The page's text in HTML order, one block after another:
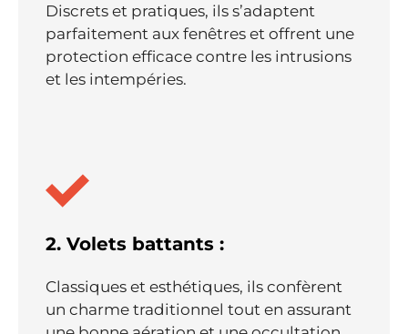
Discrets et pratiques, ils s’adaptent
parfaitement aux fenêtres et offrent une
protection efficace contre les intrusions
et les intempéries.
2. Volets battants :
Classiques et esthétiques, ils confèrent
un charme traditionnel tout en assurant